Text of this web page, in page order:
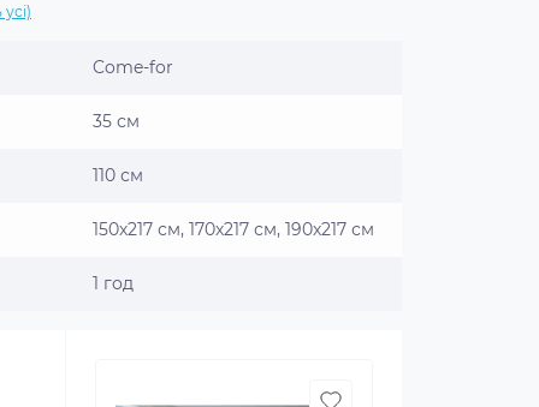
Come-for
35 см
110 см
150х217 см, 170х217 см, 190х217 см
1 год